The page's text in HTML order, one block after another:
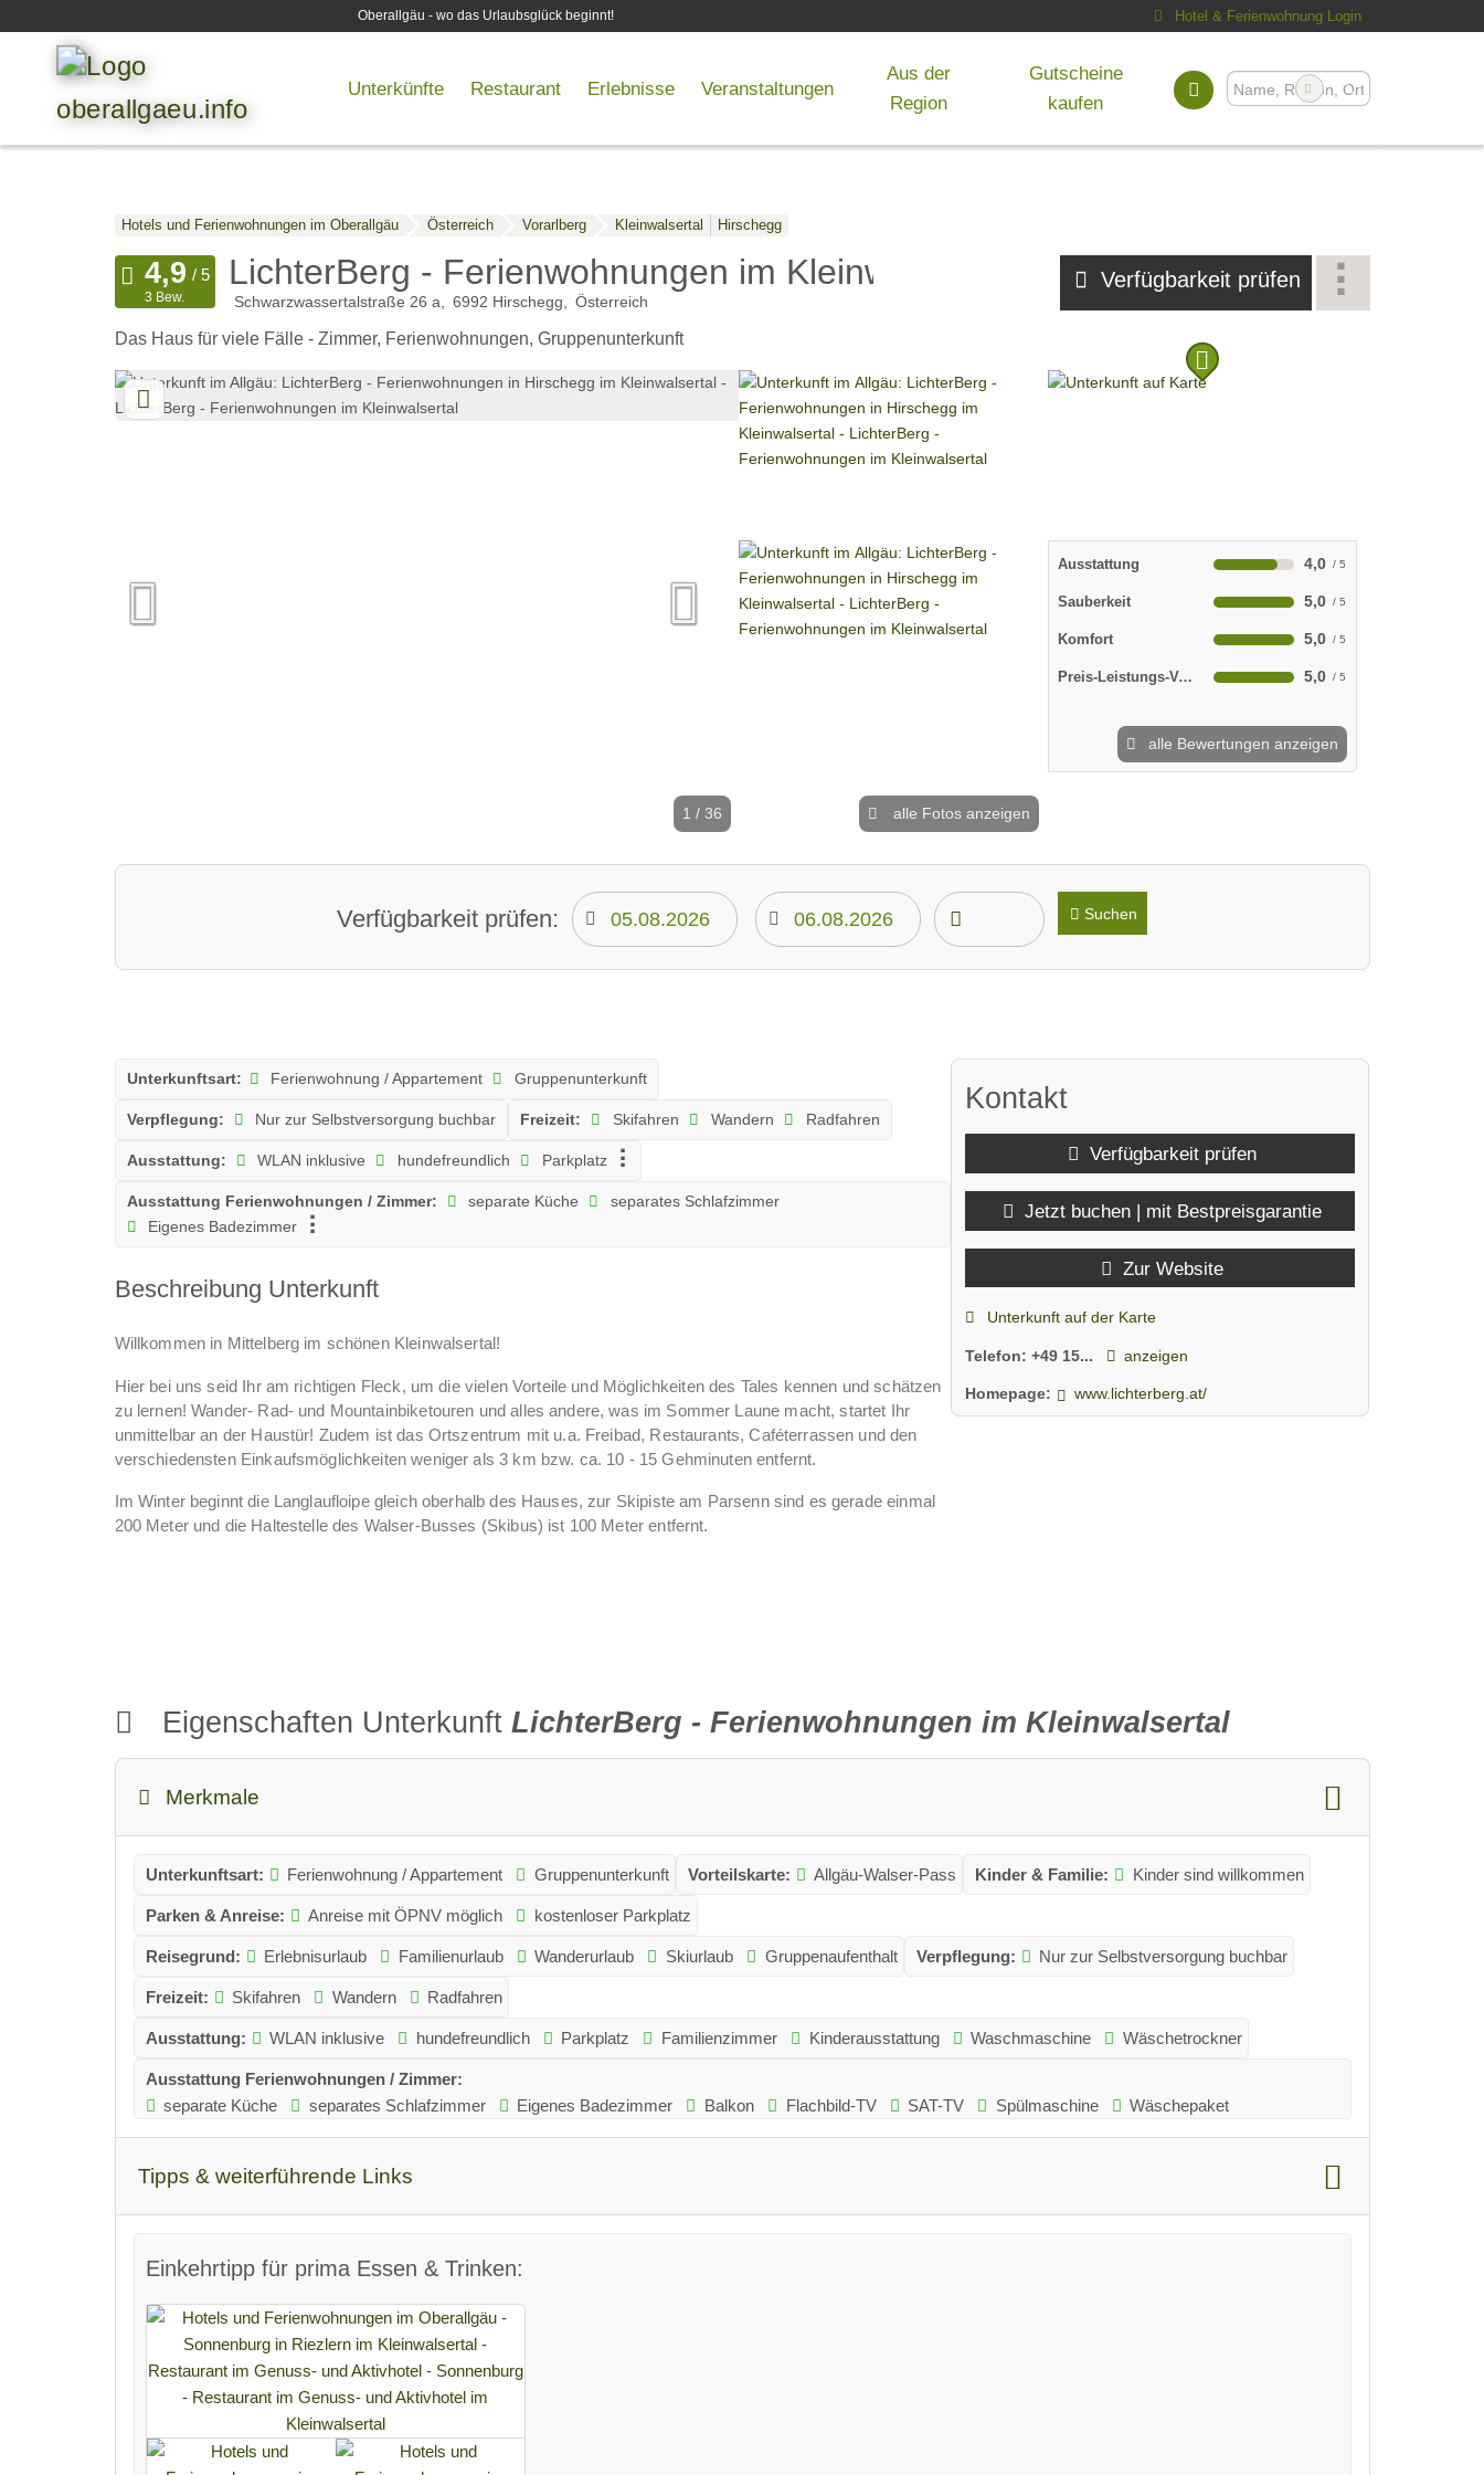
Oberallgäu - wo das Urlaubsglück beginnt! Hotel & Ferienwohnung Login
Unterkünfte Restaurant Erlebnisse Veranstaltungen
Aus der
Region
Gutscheine
kaufen
Hotels und Ferienwohnungen im Oberallgäu Österreich Vorarlberg Kleinwalsertal Hirschegg
LichterBerg - Ferienwohnungen im Kleinwalsertal
Schwarzwassertalstraße 26 a 6992 Hirschegg Österreich
Verfügbarkeit prüfen
Das Haus für viele Fälle - Zimmer, Ferienwohnungen, Gruppenunterkunft
3 Bew.
1 / 36 alle Fotos anzeigen
Ausstattung 4,0
Sauberkeit 5,0
Komfort 5,0
Preis-Leistungs-Verhältnis 5,0
alle Bewertungen anzeigen
Verfügbarkeit prüfen: Suchen
Unterkunftsart: Ferienwohnung / Appartement Gruppenunterkunft
Verpflegung: Nur zur Selbstversorgung buchbar Freizeit: Skifahren Wandern Radfahren
Ausstattung: WLAN inklusive hundefreundlich Parkplatz
Ausstattung Ferienwohnungen / Zimmer: separate Küche
separates Schlafzimmer
Eigenes Badezimmer
Beschreibung Unterkunft
Willkommen in Mittelberg im schönen Kleinwalsertal!
Hier bei uns seid Ihr am richtigen Fleck, um die vielen Vorteile und Möglichkeiten des Tales kennen und schätzen
zu lernen! Wander- Rad- und Mountainbiketouren und alles andere, was im Sommer Laune macht, startet Ihr
unmittelbar an der Haustür! Zudem ist das Ortszentrum mit u.a. Freibad, Restaurants, Caféterrassen und den
verschiedensten Einkaufsmöglichkeiten weniger als 3 km bzw. ca. 10 - 15 Gehminuten entfernt.
Im Winter beginnt die Langlaufloipe gleich oberhalb des Hauses, zur Skipiste am Parsenn sind es gerade einmal
200 Meter und die Haltestelle des Walser-Busses (Skibus) ist 100 Meter entfernt.
Wenn Ihr als Gruppe mit Freunden, Bekannten oder der größeren Familie bei uns wohnt, werdet Ihr es zu
darauf, Euch bald bei uns begrüßen zu dürfen.
Herzlichst, Eure Familie Caroline Riezler!
Kontakt
Verfügbarkeit prüfen
Jetzt buchen | mit Bestpreisgarantie
Zur Website
Unterkunft auf der Karte
Telefon:+49 15... anzeigen
Homepage: www.lichterberg.at/
Eigenschaften UnterkunftLichterBerg - Ferienwohnungen im Kleinwalsertal
Merkmale
Unterkunftsart: Ferienwohnung / Appartement Gruppenunterkunft Vorteilskarte: Allgäu-Walser-Pass Kinder & Familie: Kinder sind willkommen
Parken & Anreise: Anreise mit ÖPNV möglich kostenloser Parkplatz
Reisegrund: Erlebnisurlaub Familienurlaub Wanderurlaub Skiurlaub Gruppenaufenthalt Verpflegung: Nur zur Selbstversorgung buchbar
Freizeit: Skifahren Wandern Radfahren
Ausstattung: WLAN inklusive hundefreundlich Parkplatz Familienzimmer Kinderausstattung Waschmaschine Wäschetrockner
Ausstattung Ferienwohnungen / Zimmer:
separate Küche
separates Schlafzimmer Eigenes Badezimmer Balkon Flachbild-TV SAT-TV Spülmaschine Wäschepaket
Tipps & weiterführende Links
Einkehrtipp für prima Essen & Trinken: